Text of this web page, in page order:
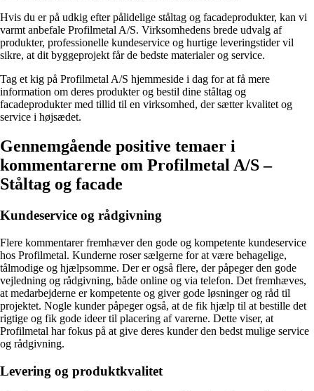
Hvis du er på udkig efter pålidelige ståltag og facadeprodukter, kan vi
varmt anbefale Profilmetal A/S. Virksomhedens brede udvalg af
produkter, professionelle kundeservice og hurtige leveringstider vil
sikre, at dit byggeprojekt får de bedste materialer og service.
Tag et kig på Profilmetal A/S hjemmeside i dag for at få mere
information om deres produkter og bestil dine ståltag og
facadeprodukter med tillid til en virksomhed, der sætter kvalitet og
service i højsædet.
Gennemgående positive temaer i
kommentarerne om Profilmetal A/S –
Ståltag og facade
Kundeservice og rådgivning
Flere kommentarer fremhæver den gode og kompetente kundeservice
hos Profilmetal. Kunderne roser sælgerne for at være behagelige,
tålmodige og hjælpsomme. Der er også flere, der påpeger den gode
vejledning og rådgivning, både online og via telefon. Det fremhæves,
at medarbejderne er kompetente og giver gode løsninger og råd til
projektet. Nogle kunder påpeger også, at de fik hjælp til at bestille det
rigtige og fik gode ideer til placering af varerne. Dette viser, at
Profilmetal har fokus på at give deres kunder den bedst mulige service
og rådgivning.
Levering og produktkvalitet